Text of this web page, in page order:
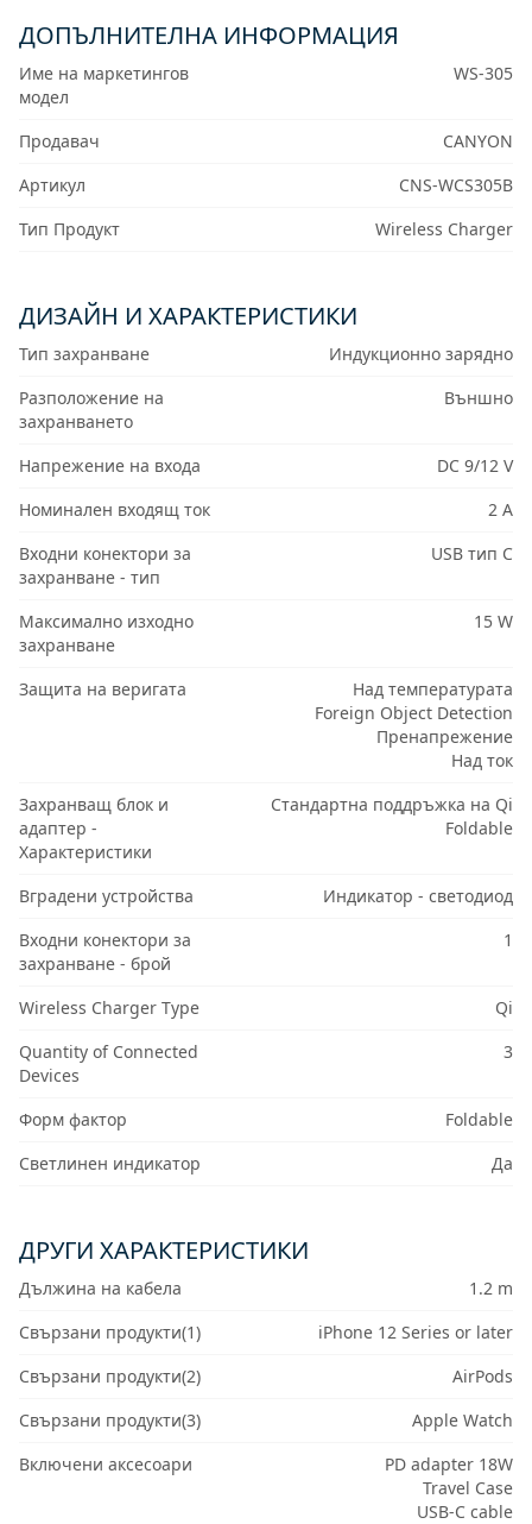
ДОПЪЛНИТЕЛНА ИНФОРМАЦИЯ
Име на маркетингов
модел
WS-305
Продавач
CANYON
Артикул
CNS-WCS305B
Тип Продукт
Wireless Charger
ДИЗАЙН И ХАРАКТЕРИСТИКИ
Тип захранване
Индукционно зарядно
Разположение на
захранването
Външно
Напрежение на входа
DC 9/12 V
Номинален входящ ток
2 A
Входни конектори за
захранване - тип
USB тип C
Максимално изходно
захранване
15 W
Защита на веригата
Над температурата
Foreign Object Detection
Пренапрежение
Над ток
Захранващ блок и
адаптер -
Характеристики
Стандартна поддръжка на Qi
Foldable
Вградени устройства
Индикатор - светодиод
Входни конектори за
захранване - брой
1
Wireless Charger Type
Qi
Quantity of Connected
Devices
3
Форм фактор
Foldable
Светлинен индикатор
Да
ДРУГИ ХАРАКТЕРИСТИКИ
Дължина на кабела
1.2 m
Свързани продукти(1)
iPhone 12 Series or later
Свързани продукти(2)
AirPods
Свързани продукти(3)
Apple Watch
Включени аксесоари
PD adapter 18W
Travel Case
USB-C cable